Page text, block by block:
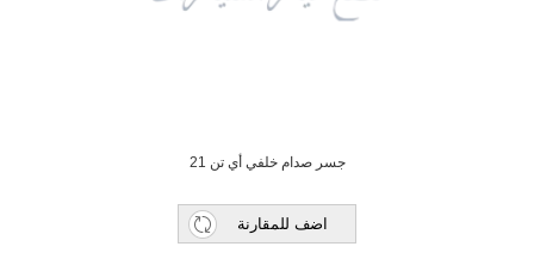
جسر صدام خلفي أي تن 21
اضف للمقارنة